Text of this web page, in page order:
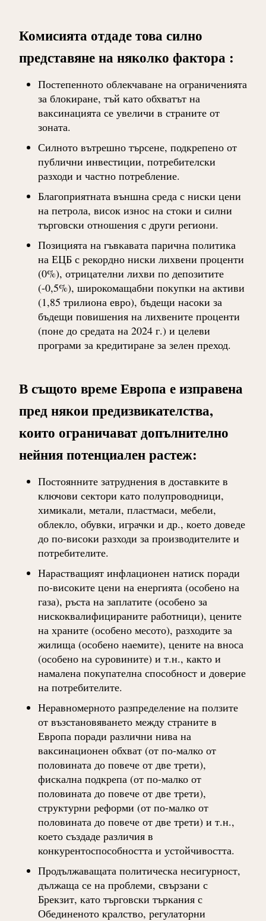
Комисията отдаде това силно
представяне на няколко фактора :
Постепенното облекчаване на ограниченията
за блокиране, тъй като обхватът на
ваксинацията се увеличи в страните от
зоната.
Силното вътрешно търсене, подкрепено от
публични инвестиции, потребителски
разходи и частно потребление.
Благоприятната външна среда с ниски цени
на петрола, висок износ на стоки и силни
търговски отношения с други региони.
Позицията на гъвкавата парична политика
на ЕЦБ с рекордно ниски лихвени проценти
(0%), отрицателни лихви по депозитите
(-0,5%), широкомащабни покупки на активи
(1,85 трилиона евро), бъдещи насоки за
бъдещи повишения на лихвените проценти
(поне до средата на 2024 г.) и целеви
програми за кредитиране за зелен преход.
В същото време Европа е изправена
пред някои предизвикателства,
които ограничават допълнително
нейния потенциален растеж:
Постоянните затруднения в доставките в
ключови сектори като полупроводници,
химикали, метали, пластмаси, мебели,
облекло, обувки, играчки и др., което доведе
до по-високи разходи за производителите и
потребителите.
Нарастващият инфлационен натиск поради
по-високите цени на енергията (особено на
газа), ръста на заплатите (особено за
нискоквалифицираните работници), цените
на храните (особено месото), разходите за
жилища (особено наемите), цените на вноса
(особено на суровините) и т.н., както и
намалена покупателна способност и доверие
на потребителите.
Неравномерното разпределение на ползите
от възстановяването между страните в
Европа поради различни нива на
ваксинационен обхват (от по-малко от
половината до повече от две трети),
фискална подкрепа (от по-малко от
половината до повече от две трети),
структурни реформи (от по-малко от
половината до повече от две трети) и т.н.,
което създаде различия в
конкурентоспособността и устойчивостта.
Продължаващата политическа несигурност,
дължаща се на проблеми, свързани с
Брекзит, като търговски търкания с
Обединеното кралство, регулаторни